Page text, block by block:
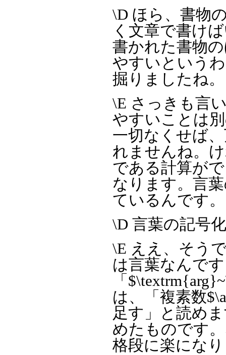
\D ほら、書物
く文章で書け
書かれた書物
やすいという
掘りましたね。
\E さっきも言
やすいことは
一切なくせば
れませんね。
である計算が
なります。言
ているんです。
\D 言葉の記号
\E ええ、そう
は言葉なんで
「
は、「複素数
足す」と読め
めたものです
格段に楽にな